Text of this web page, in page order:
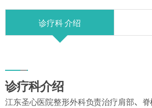
专门中心
综合健康中心
交通信息
预约方法诊疗科 介绍
诊疗科介绍
江东圣心医院整形外科负责治疗肩部、